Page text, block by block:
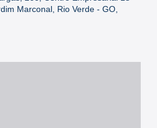
Marconal, Rio Verde - GO,